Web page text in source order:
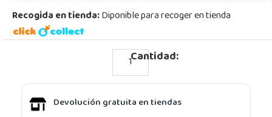
Recogida en tienda:Diponible para recoger en tienda
Cantidad:
Devolución gratuita en tiendas